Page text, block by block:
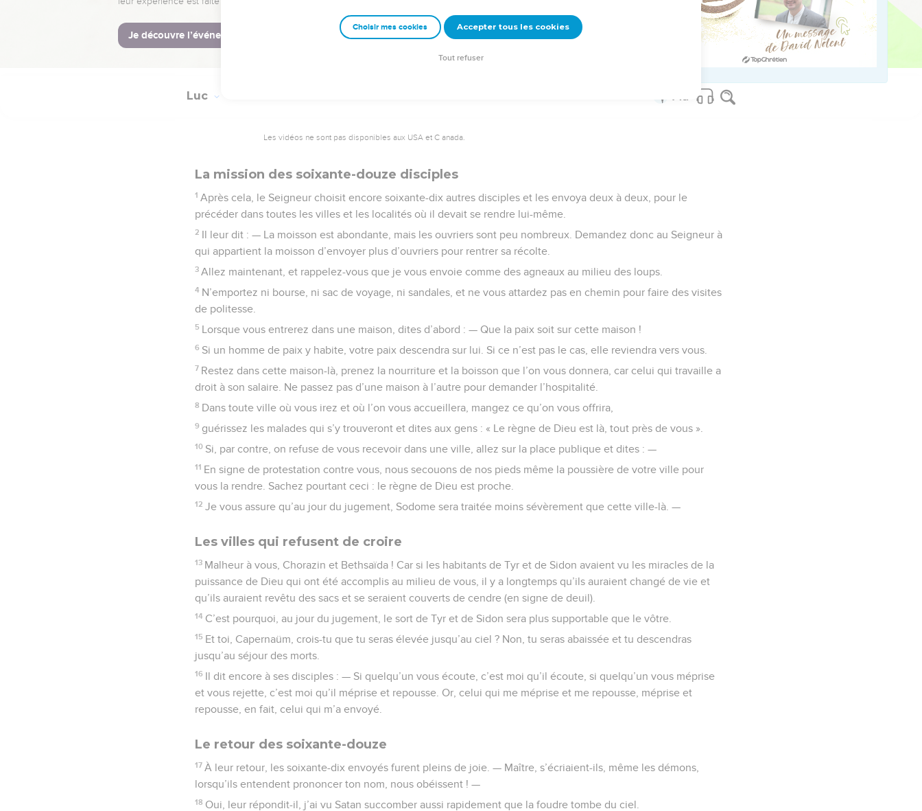
Dieu.
© 2013 - 2010 BLF Editions
Luc
Les vidéos ne sont pas disponibles aux USA et C anada.
La mission des soixante-douze disciples
1 Après cela, le Seigneur choisit encore soixante-dix autres disciples et les envoya deux à deux, pour le
précéder dans toutes les villes et les localités où il devait se rendre lui-même.
2 Il leur dit : — La moisson est abondante, mais les ouvriers sont peu nombreux. Demandez donc au Seigneur à
qui appartient la moisson d’envoyer plus d’ouvriers pour rentrer sa récolte.
3 Allez maintenant, et rappelez-vous que je vous envoie comme des agneaux au milieu des loups.
4 N’emportez ni bourse, ni sac de voyage, ni sandales, et ne vous attardez pas en chemin pour faire des visites
de politesse.
5 Lorsque vous entrerez dans une maison, dites d’abord : — Que la paix soit sur cette maison !
6 Si un homme de paix y habite, votre paix descendra sur lui. Si ce n’est pas le cas, elle reviendra vers vous.
7 Restez dans cette maison-là, prenez la nourriture et la boisson que l’on vous donnera, car celui qui travaille a
droit à son salaire. Ne passez pas d’une maison à l’autre pour demander l’hospitalité.
8 Dans toute ville où vous irez et où l’on vous accueillera, mangez ce qu’on vous offrira,
9 guérissez les malades qui s’y trouveront et dites aux gens : « Le règne de Dieu est là, tout près de vous ».
10 Si, par contre, on refuse de vous recevoir dans une ville, allez sur la place publique et dites : —
11 En signe de protestation contre vous, nous secouons de nos pieds même la poussière de votre ville pour
vous la rendre. Sachez pourtant ceci : le règne de Dieu est proche.
12 Je vous assure qu’au jour du jugement, Sodome sera traitée moins sévèrement que cette ville-là. —
Les villes qui refusent de croire
13 Malheur à vous, Chorazin et Bethsaïda ! Car si les habitants de Tyr et de Sidon avaient vu les miracles de la
puissance de Dieu qui ont été accomplis au milieu de vous, il y a longtemps qu’ils auraient changé de vie et
qu’ils auraient revêtu des sacs et se seraient couverts de cendre (en signe de deuil).
14 C’est pourquoi, au jour du jugement, le sort de Tyr et de Sidon sera plus supportable que le vôtre.
15 Et toi, Capernaüm, crois-tu que tu seras élevée jusqu’au ciel ? Non, tu seras abaissée et tu descendras
jusqu’au séjour des morts.
16 Il dit encore à ses disciples : — Si quelqu’un vous écoute, c’est moi qu’il écoute, si quelqu’un vous méprise
et vous rejette, c’est moi qu’il méprise et repousse. Or, celui qui me méprise et me repousse, méprise et
repousse, en fait, celui qui m’a envoyé.
Le retour des soixante-douze
17 À leur retour, les soixante-dix envoyés furent pleins de joie. — Maître, s’écriaient-ils, même les démons,
lorsqu’ils entendent prononcer ton nom, nous obéissent ! —
18 Oui, leur répondit-il, j’ai vu Satan succomber aussi rapidement que la foudre tombe du ciel.
Choisir mes cookies Accepter tous les cookies
Tout refuser